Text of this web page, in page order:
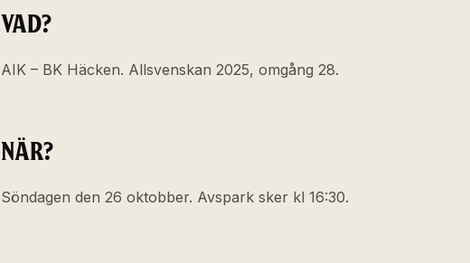
VAD?
AIK – BK Häcken. Allsvenskan 2025, omgång 28.
NÄR?
Söndagen den 26 oktobber. Avspark sker kl 16:30.